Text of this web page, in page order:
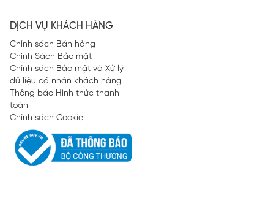
DỊCH VỤ KHÁCH HÀNG
Chính sách Bán hàng
Chính Sách Bảo mật
Chính sách Bảo mật và Xử lý
dữ liệu cá nhân khách hàng
Thông báo Hình thức thanh
toán
Chính sách Cookie